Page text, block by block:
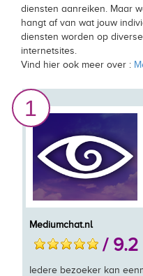
diensten aanreiken. Maar
hangt af van wat jouw
diensten worden op
internetsites.
Vind hier ook meer over :
1
Mediumchat.nl
/ 9.2
Iedere bezoeker kan